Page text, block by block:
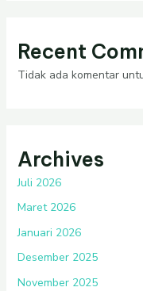
Recent
Tidak ada komentar
Archives
Juli 2026
Maret 2026
Januari 2026
Desember 2025
November 2025